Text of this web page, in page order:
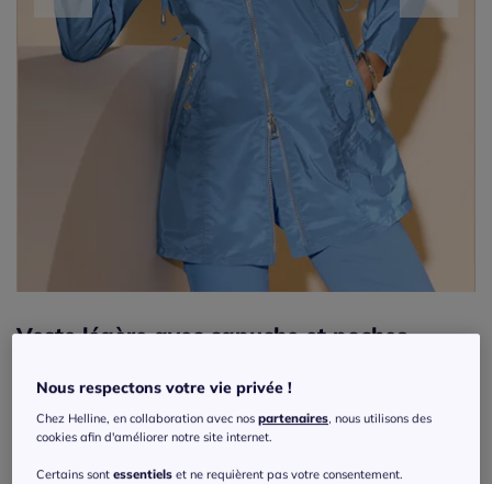
Veste légère avec capuche et poches
Réf : 432.019.021
Couleur :bleu ciel
Nous respectons votre vie privée !
Chez Helline, en collaboration avec nospartenaires, nous utilisons des
cookies afin d'améliorer notre site internet.
Certains sontessentiels et ne requièrent pas votre consentement.